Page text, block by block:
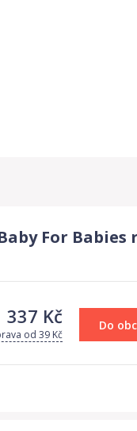
For Babies
337 Kč
od 39 Kč
Do